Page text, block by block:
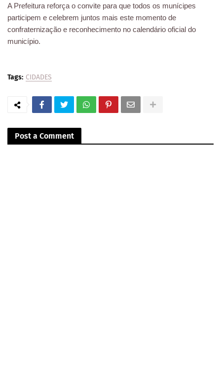
A Prefeitura reforça o convite para que todos os munícipes
participem e celebrem juntos mais este momento de
confraternização e reconhecimento no calendário oficial do
município.
Tags: CIDADES
Post a Comment